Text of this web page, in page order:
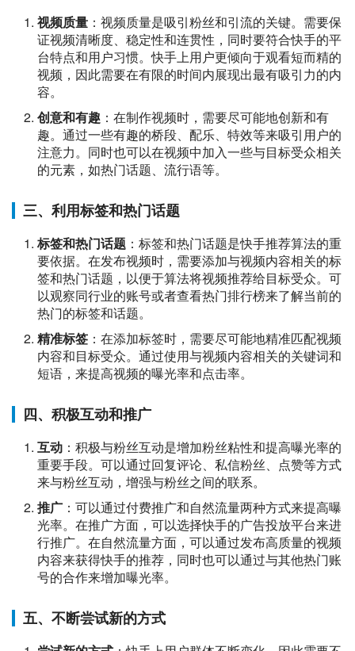
视频质量 ：视频质量是吸引粉丝和引流的关键。需要保
证视频清晰度、稳定性和连贯性，同时要符合快手的平
台特点和用户习惯。快手上用户更倾向于观看短而精的
视频，因此需要在有限的时间内展现出最有吸引力的内
容。
创意和有趣 ：在制作视频时，需要尽可能地创新和有
趣。通过一些有趣的桥段、配乐、特效等来吸引用户的
注意力。同时也可以在视频中加入一些与目标受众相关
的元素，如热门话题、流行语等。
三、利用标签和热门话题
标签和热门话题 ：标签和热门话题是快手推荐算法的重
要依据。在发布视频时，需要添加与视频内容相关的标
签和热门话题，以便于算法将视频推荐给目标受众。可
以观察同行业的账号或者查看热门排行榜来了解当前的
热门的标签和话题。
精准标签 ：在添加标签时，需要尽可能地精准匹配视频
内容和目标受众。通过使用与视频内容相关的关键词和
短语，来提高视频的曝光率和点击率。
四、积极互动和推广
互动 ：积极与粉丝互动是增加粉丝粘性和提高曝光率的
重要手段。可以通过回复评论、私信粉丝、点赞等方式
来与粉丝互动，增强与粉丝之间的联系。
推广 ：可以通过付费推广和自然流量两种方式来提高曝
光率。在推广方面，可以选择快手的广告投放平台来进
行推广。在自然流量方面，可以通过发布高质量的视频
内容来获得快手的推荐，同时也可以通过与其他热门账
号的合作来增加曝光率。
五、不断尝试新的方式